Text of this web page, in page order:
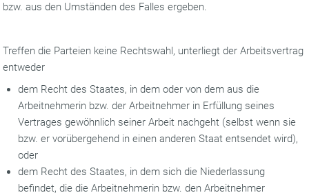
bzw. aus den Umständen des Falles ergeben.
Treffen die Parteien keine Rechtswahl, unterliegt der Arbeitsvertrag
entweder
dem Recht des Staates, in dem oder von dem aus die
Arbeitnehmerin bzw. der Arbeitnehmer in Erfüllung seines
Vertrages gewöhnlich seiner Arbeit nachgeht (selbst wenn sie
bzw. er vorübergehend in einen anderen Staat entsendet wird),
oder
dem Recht des Staates, in dem sich die Niederlassung
befindet, die die Arbeitnehmerin bzw. den Arbeitnehmer